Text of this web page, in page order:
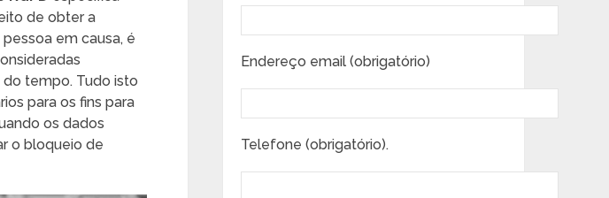
de obter a
em causa, é
tempo. Tudo isto
para os fins para
os dados
o bloqueio de
Endereço email (obrigatório)
Telefone (obrigatório).